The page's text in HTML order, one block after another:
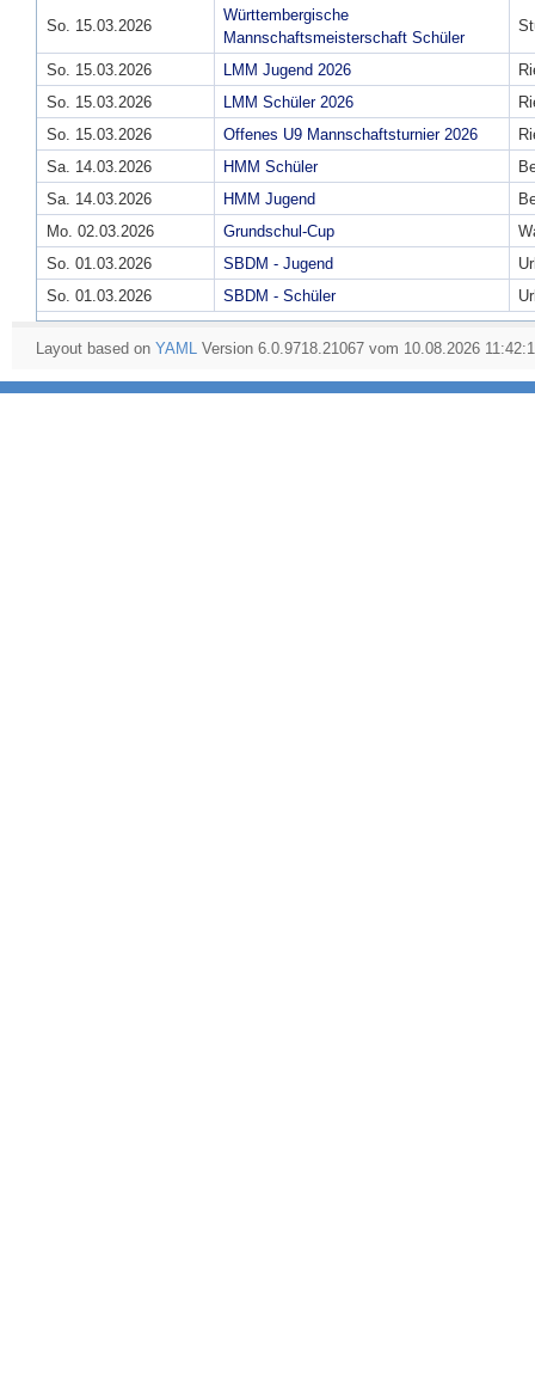
So. 15.03.2026
Württembergische
Mannschaftsmeisterschaft Schüler
So. 15.03.2026 LMM Jugend 2026
So. 15.03.2026
LMM Schüler 2026
So. 15.03.2026
Offenes U9 Mannschaftsturnier 2026
Sa. 14.03.2026
HMM Schüler
Sa. 14.03.2026
HMM Jugend
Mo. 02.03.2026
Grundschul-Cup
So. 01.03.2026
SBDM - Jugend
So. 01.03.2026
SBDM - Schüler
Layout based on YAML Version 6.0.9718.21067 vom 10.08.2026